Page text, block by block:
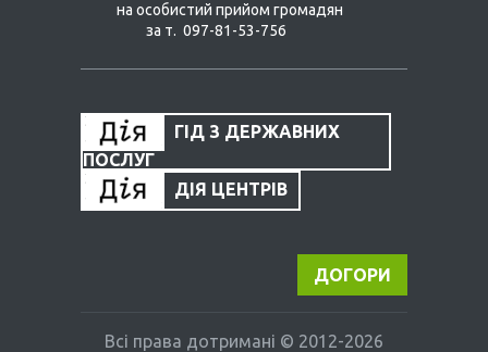
на особистий прийом громадян
за т. 097-81-53-756
ГІД З ДЕРЖАВНИХ
ПОСЛУГ
ДІЯ ЦЕНТРІВ
ДОГОРИ
Всі права дотримані © 2012-2026